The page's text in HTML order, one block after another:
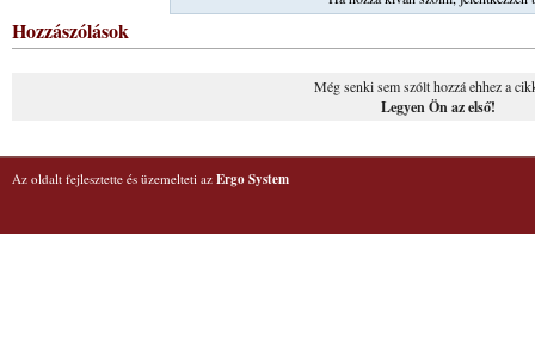
Hozzászólások
Még senki sem szólt hozzá ehhez a
Legyen Ön az első!
Az oldalt fejlesztette és üzemelteti az Ergo System